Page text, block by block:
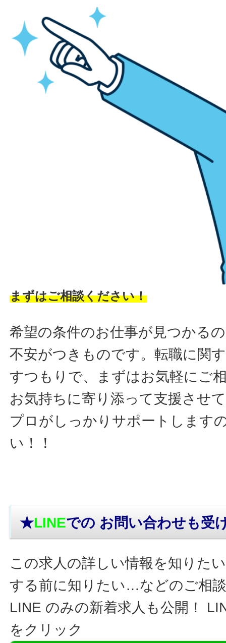
まずはご相談ください！
希望の条件のお仕事が見つかる
不安がつきものです。転職に関
すつもりで、まずはお気軽にご
お気持ちに寄り添って支援させ
プロがしっかりサポートします
い！！
★LINEでの お問い合わせも受
この求人の詳しい情報を知りた
する前に知りたい…などのご相
LINE のみの新着求人も公開！
をクリック